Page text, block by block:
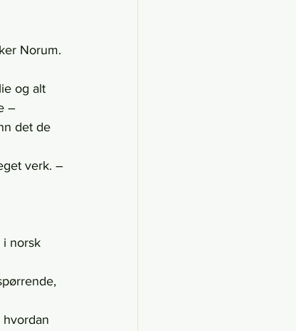
Norum.
og alt
–
det de
verk. –
norsk